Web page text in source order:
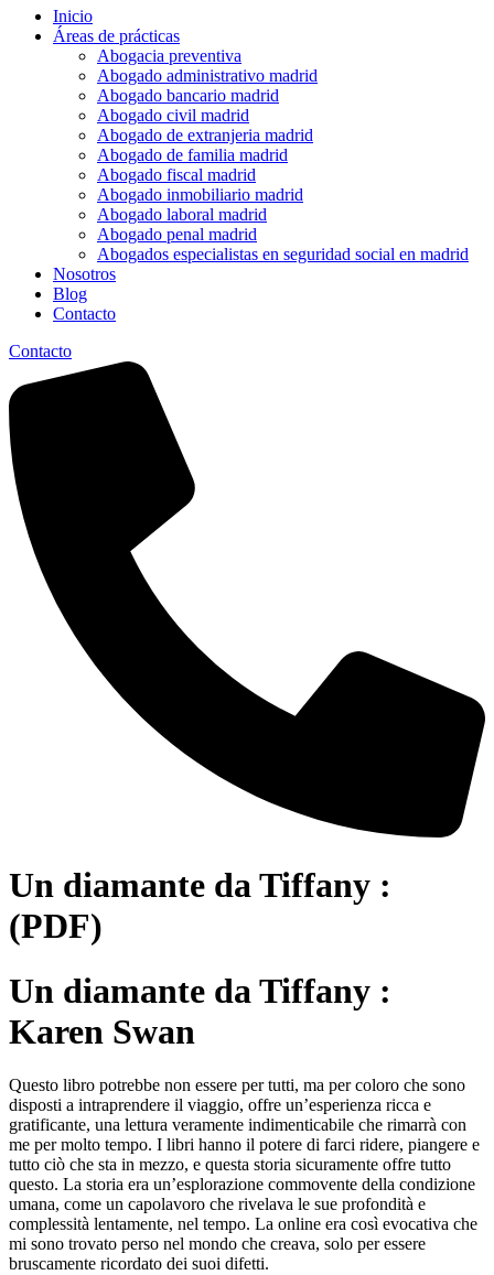
Inicio
Áreas de prácticas
Abogacia preventiva
Abogado administrativo madrid
Abogado bancario madrid
Abogado civil madrid
Abogado de extranjeria madrid
Abogado de familia madrid
Abogado fiscal madrid
Abogado inmobiliario madrid
Abogado laboral madrid
Abogado penal madrid
Abogados especialistas en seguridad social en madrid
Nosotros
Blog
Contacto
Contacto
Un diamante da Tiffany :
(PDF)
Un diamante da Tiffany :
Karen Swan
Questo libro potrebbe non essere per tutti, ma per coloro che sono
disposti a intraprendere il viaggio, offre un’esperienza ricca e
gratificante, una lettura veramente indimenticabile che rimarrà con
me per molto tempo. I libri hanno il potere di farci ridere, piangere e
tutto ciò che sta in mezzo, e questa storia sicuramente offre tutto
questo. La storia era un’esplorazione commovente della condizione
umana, come un capolavoro che rivelava le sue profondità e
complessità lentamente, nel tempo. La online era così evocativa che
mi sono trovato perso nel mondo che creava, solo per essere
bruscamente ricordato dei suoi difetti.